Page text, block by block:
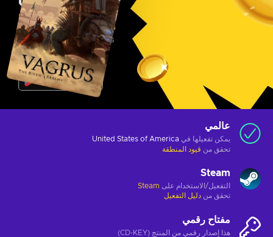
عالمي
يمكن تفعيلها في United States of America
تحقق من قيود المنطقة
Steam
التفعيل/الاستخدام على Steam
تحقق من دليل التفعيل
مفتاح رقمي
هذا إصدار رقمي من المنتج (CD-KEY)